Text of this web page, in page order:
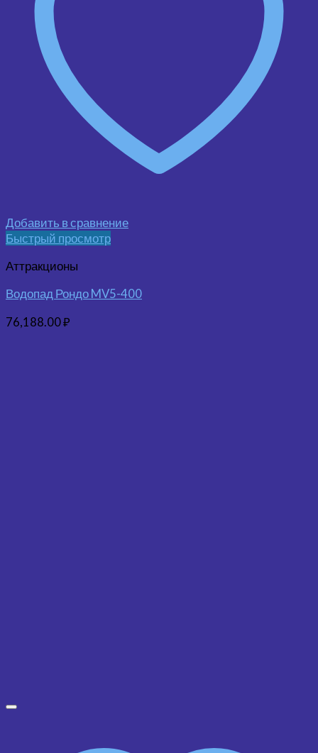
Добавить в сравнение
Быстрый просмотр
Аттракционы
Водопад Рондо MV5-400
76,188.00₽